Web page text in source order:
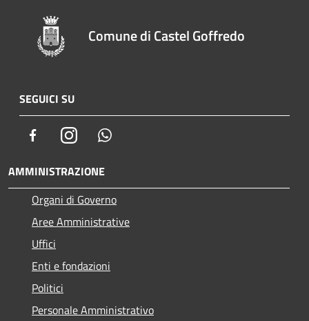
Comune di Castel Goffredo
SEGUICI SU
FacebookInstagram
AMMINISTRAZIONE
Organi di Governo
Aree Amministrative
Uffici
Enti e fondazioni
Politici
Personale Amministrativo